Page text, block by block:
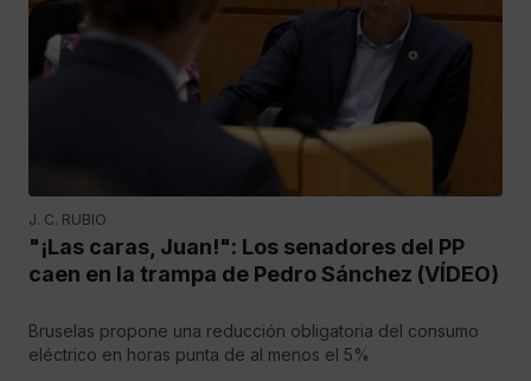
J. C. RUBIO
"¡Las caras, Juan!": Los senadores del PP
caen en la trampa de Pedro Sánchez (VÍDEO)
Bruselas propone una reducción obligatoria del consumo
eléctrico en horas punta de al menos el 5%